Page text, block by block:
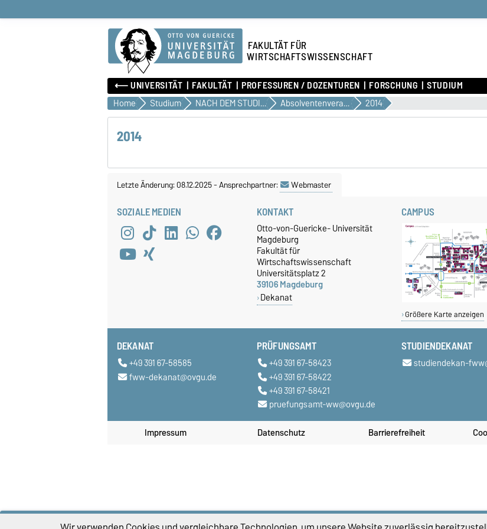
FAKULTÄT FÜR
WIRTSCHAFTSWISSENSCHAFT
⟵ UNIVERSITÄT FAKULTÄT PROFESSUREN / DOZENTUREN FORSCHUNG STUDIUM
Home Studium NACH DEM STUDIUM Absolventenverabschiedung 2014
2014
Letzte Änderung: 08.12.2025-Ansprechpartner: Webmaster
SOZIALE MEDIEN KONTAKT
Otto-von-Guericke- Universität
Magdeburg
Fakultät für
Wirtschaftswissenschaft
Universitätsplatz 2
39106 Magdeburg
Dekanat
CAMPUS
Größere Karte anzeigen
DEKANAT
+49 391 67-58585
fww-dekanat@ovgu.de
PRÜFUNGSAMT
+49 391 67-58423
+49 391 67-58422
+49 391 67-58421
pruefungsamt-ww@ovgu.de
STUDIENDEKANAT
studiendekan-
Impressum Datenschutz Barrierefreiheit